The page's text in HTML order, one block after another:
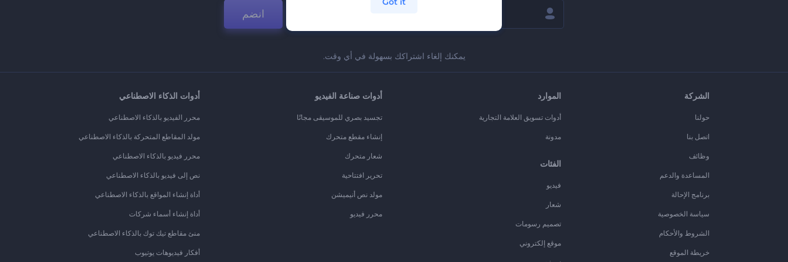
انضم
يمكنك إلغاء اشتراكك بسهولة في أي وقت.
الشركة
حولنا
اتصل بنا
وظائف
المساعدة والدعم
برنامج الإحالة
سياسة الخصوصية
الشروط والأحكام
خريطة الموقع
الموارد
أدوات تسويق العلامة التجارية
مدونة
الفئات
فيديو
شعار
تصميم رسومات
موقع إلكتروني
أدوات صناعة الفيديو
تجسيد بصري للموسيقى مجانًا
إنشاء مقطع متحرك
شعار متحرك
تحرير افتتاحية
مولد نص أنيميشن
محرر فيديو
أدوات الذكاء الاصطناعي
محرر الفيديو بالذكاء الاصطناعي
مولد المقاطع المتحركة بالذكاء الاصطناعي
محرر فيديو بالذكاء الاصطناعي
نص إلى فيديو بالذكاء الاصطناعي
أداة إنشاء المواقع بالذكاء الاصطناعي
أداة إنشاء أسماء شركات
منئ مقاطع تيك توك بالذكاء الاصطناعي
أفكار فيديوهات يوتيوب